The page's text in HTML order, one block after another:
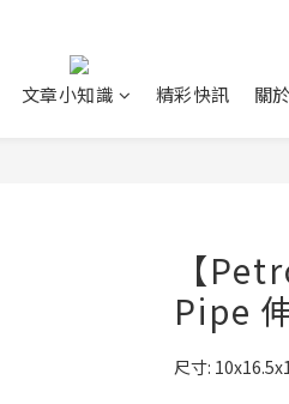
文章小知識 精彩快訊 關
【
Pipe
尺寸: